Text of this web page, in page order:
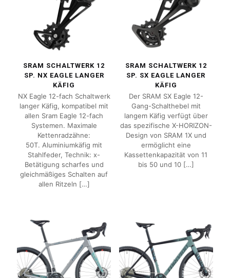
SRAM SCHALTWERK 12
SP. NX EAGLE LANGER
KÄFIG
NX Eagle 12-fach Schaltwerk
langer Käfig, kompatibel mit
allen Sram Eagle 12-fach
Systemen. Maximale
Kettenradzähne:
50T. Aluminiumkäfig mit
Stahlfeder, Technik: x-
Betätigung scharfes und
gleichmäßiges Schalten auf
allen Ritzeln […]
SRAM SCHALTWERK 12
SP. SX EAGLE LANGER
KÄFIG
Der SRAM SX Eagle 12-
Gang-Schalthebel mit
langem Käfig verfügt über
das spezifische X-HORIZON-
Design von SRAM 1X und
ermöglicht eine
Kassettenkapazität von 11
bis 50 und 10[…]